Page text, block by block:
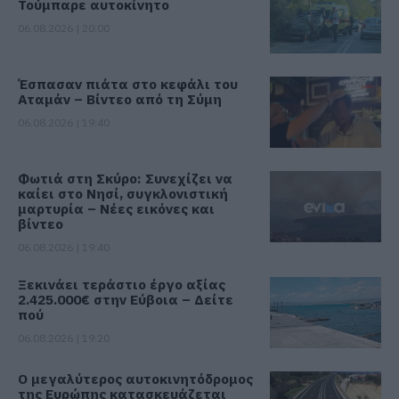
Τούμπαρε αυτοκίνητο
Έσπασαν πιάτα στο κεφάλι του
Αταμάν – Βίντεο από τη Σύμη
Φωτιά στη Σκύρο: Συνεχίζει να
καίει στο Νησί, συγκλονιστική
μαρτυρία – Νέες εικόνες και
βίντεο
Ξεκινάει τεράστιο έργο αξίας
2.425.000€ στην Εύβοια – Δείτε
πού
Ο μεγαλύτερος αυτοκινητόδρομος
της Ευρώπης κατασκευάζεται